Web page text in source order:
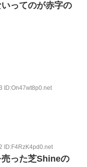
ってのが赤字の
ID:On47wt8p0.net
ID:F4RzK4pd0.net
った芝Shineの